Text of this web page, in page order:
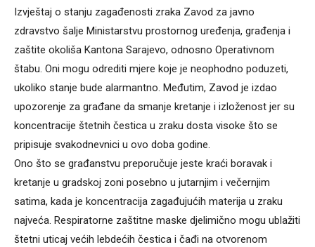
Izvještaj o stanju zagađenosti zraka Zavod za javno
zdravstvo šalje Ministarstvu prostornog uređenja, građenja i
zaštite okoliša Kantona Sarajevo, odnosno Operativnom
štabu. Oni mogu odrediti mjere koje je neophodno poduzeti,
ukoliko stanje bude alarmantno. Međutim, Zavod je izdao
upozorenje za građane da smanje kretanje i izloženost jer su
koncentracije štetnih čestica u zraku dosta visoke što se
pripisuje svakodnevnici u ovo doba godine.
Ono što se građanstvu preporučuje jeste kraći boravak i
kretanje u gradskoj zoni posebno u jutarnjim i večernjim
satima, kada je koncentracija zagađujućih materija u zraku
najveća. Respiratorne zaštitne maske djelimično mogu ublažiti
štetni uticaj većih lebdećih čestica i čađi na otvorenom